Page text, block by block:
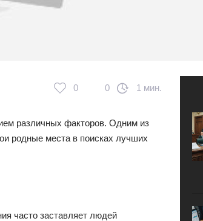
0 0 1 мин.
различных факторов. Одним из
родные места в поисках лучших
часто заставляет людей